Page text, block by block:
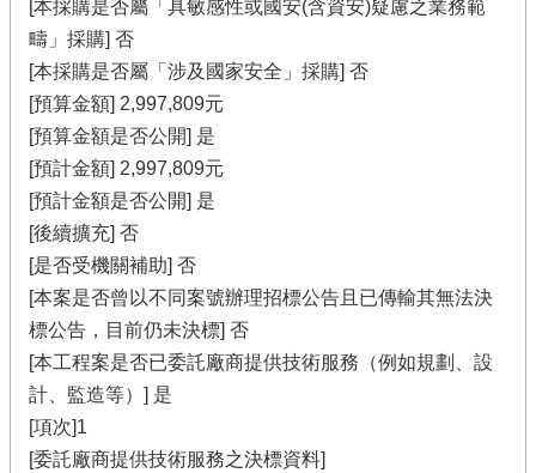
[本採購是否屬「具敏感性或國安(含資安)疑慮之業務範
疇」採購] 否
[本採購是否屬「涉及國家安全」採購] 否
[預算金額] 2,997,809元
[預算金額是否公開] 是
[預計金額] 2,997,809元
[預計金額是否公開] 是
[後續擴充] 否
[是否受機關補助] 否
[本案是否曾以不同案號辦理招標公告且已傳輸其無法決
標公告，目前仍未決標] 否
[本工程案是否已委託廠商提供技術服務（例如規劃、設
計、監造等）] 是
[項次]1
[委託廠商提供技術服務之決標資料]